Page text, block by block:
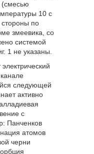
(смесью
10 с
по
змеевика, со
системой
1 не указаны.
следующей
активно
с
Панченков
атомов
черни